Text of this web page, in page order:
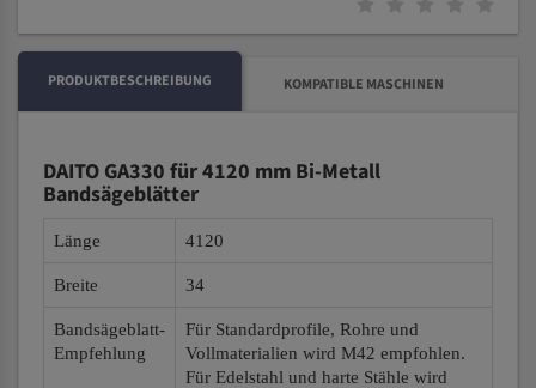
PRODUKTBESCHREIBUNG KOMPATIBLE MASCHINEN
DAITO GA330 für 4120 mm Bi-Metall
Bandsägeblätter
Länge 4120
Breite 34
Bandsägeblatt-
Empfehlung
Für Standardprofile, Rohre und
Vollmaterialien wird M42 empfohlen.
Für Edelstahl und harte Stähle wird